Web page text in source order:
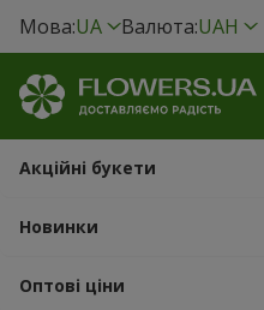
Мова:UA Валюта:UAH
Акційні букети
Новинки
Оптові ціни